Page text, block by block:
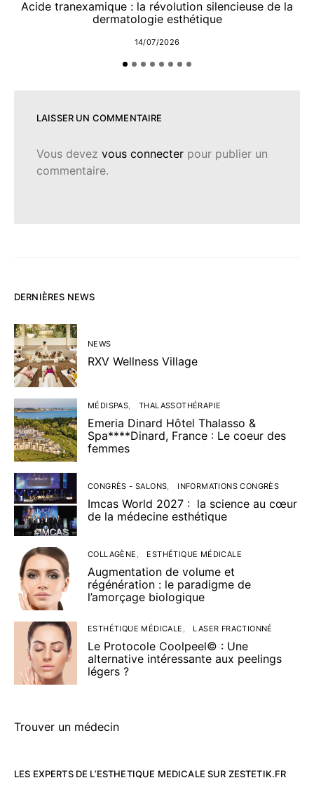
Acide tranexamique : la révolution silencieuse de la
dermatologie esthétique
14/07/2026
LAISSER UN COMMENTAIRE
Vous devez vous connecter pour publier un
commentaire.
DERNIÈRES NEWS
NEWS
RXV Wellness Village
MÉDISPAS THALASSOTHÉRAPIE
Emeria Dinard Hôtel Thalasso &
Spa****Dinard, France : Le coeur des
femmes
CONGRÈS - SALONS INFORMATIONS CONGRÈS
Imcas World 2027 : la science au cœur
de la médecine esthétique
COLLAGÈNE ESTHÉTIQUE MÉDICALE
Augmentation de volume et
régénération : le paradigme de
l’amorçage biologique
ESTHÉTIQUE MÉDICALE LASER FRACTIONNÉ
Le Protocole Coolpeel© : Une
alternative intéressante aux peelings
légers ?
Trouver un médecin
LES EXPERTS DE L’ESTHETIQUE MEDICALE SUR ZESTETIK.FR